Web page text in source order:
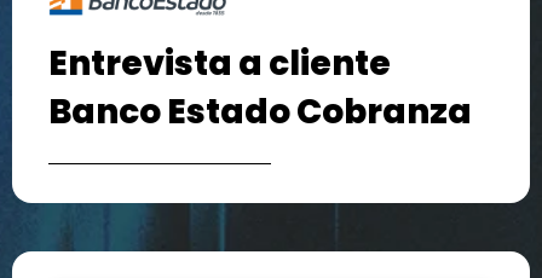
Entrevista a cliente
Banco Estado Cobranza